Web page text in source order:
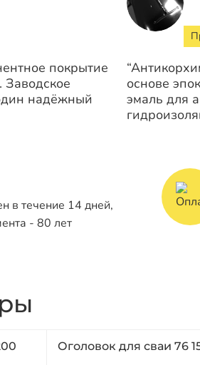
покрытие
Заводское
надёжный
основе
эмаль для
в течение 14 дней,
- 80 лет
Оголовок для сваи 76